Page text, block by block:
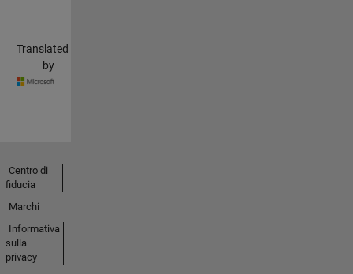
Translated
by
Centro di
fiducia
Marchi
Informativa
sulla
privacy